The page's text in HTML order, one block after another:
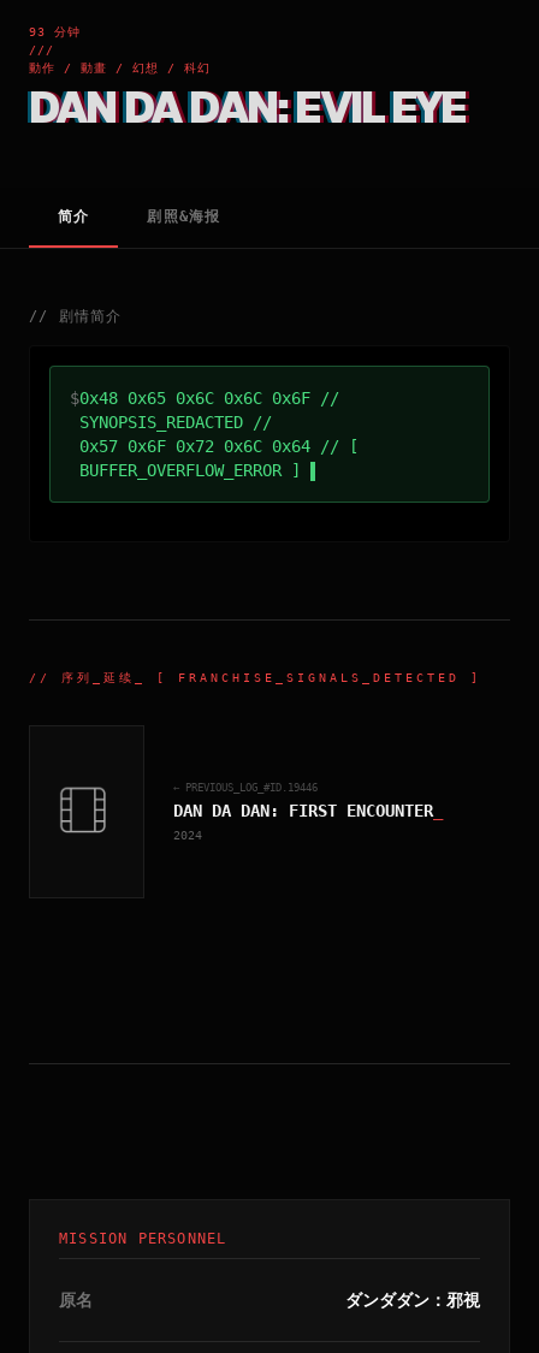
93 分钟
///
動作 / 動畫 / 幻想 / 科幻
DAN DA DAN: EVIL EYE
简介 剧照&海报
// 剧情简介
$0x48 0x65 0x6C 0x6C 0x6F //
SYNOPSIS_REDACTED //
0x57 0x6F 0x72 0x6C 0x64 // [
BUFFER_OVERFLOW_ERROR ]
// 序列_延续 _ [ FRANCHISE_SIGNALS_DETECTED ]
← PREVIOUS_LOG_#ID. 19446
DAN DA DAN: FIRST ENCOUNTER
2024
MISSION PERSONNEL
原名 ダンダダン：邪視